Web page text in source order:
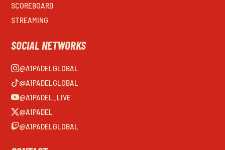
SCOREBOARD
STREAMING
SOCIAL NETWORKS
@A1PADELGLOBAL
@A1PADELGLOBAL
@A1PADEL_LIVE
@A1PADEL
@A1PADELGLOBAL